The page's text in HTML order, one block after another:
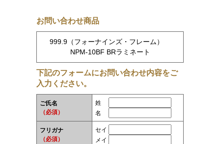
お問い合わせ商品
999.9（フォーナインズ・フレーム）
NPM-10BF BRラミネート
下記のフォームにお問い合わせ内容をご
入力ください。
ご氏名
（必須）
姓
名
フリガナ
（必須）
セイ
メイ